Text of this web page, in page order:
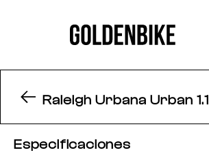
Raleigh Urbana Urban
Especificaciones